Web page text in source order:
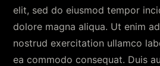
elit, sed do eiusmod tempor
dolore magna aliqua. Ut enim
nostrud exercitation ullamco
ea commodo consequat. Duis